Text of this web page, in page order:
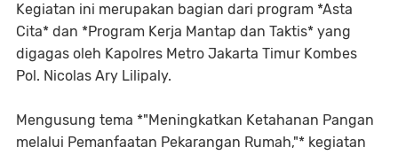
Kegiatan ini merupakan bagian dari program *Asta
Cita* dan *Program Kerja Mantap dan Taktis* yang
digagas oleh Kapolres Metro Jakarta Timur Kombes
Pol. Nicolas Ary Lilipaly.
Mengusung tema *"Meningkatkan Ketahanan Pangan
melalui Pemanfaatan Pekarangan Rumah,"* kegiatan